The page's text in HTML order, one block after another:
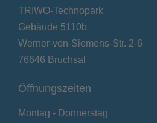
TRIWO-Technopark
Gebäude 5110b
Werner-von-Siemens-Str. 2-6
76646 Bruchsal
Öffnungszeiten
Montag - Donnerstag